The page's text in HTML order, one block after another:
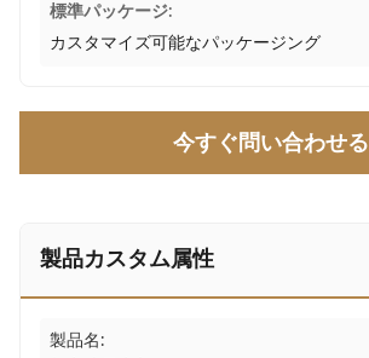
標準パッケージ:
カスタマイズ可能なパッケージング
今すぐ問い合わせる
製品カスタム属性
製品名: